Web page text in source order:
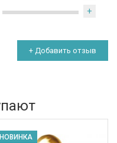
+
+ Добавить отзыв
НОВИНКА